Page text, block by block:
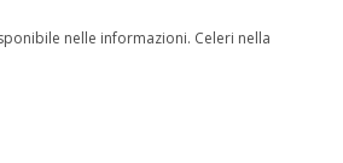
nelle informazioni. Celeri nella